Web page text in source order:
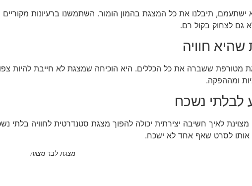
תיבלנו את כל המצגת בהמון הומור. השתמשנו ברעיונות מקוריים
גם לצחוק בקול רם.
חוויה
מטורפת ששברה את כל הכללים. היא הוכיחה שמצגת לא חייבת להיות
ומההפקה.
לבלתי נשכח
לאיך חשיבה יצירתית יכולה להפוך מצגת סטנדרטית לחוויה בלתי
אותו לסרט שאף אחד לא ישכח.
מצגת לבר מצווה